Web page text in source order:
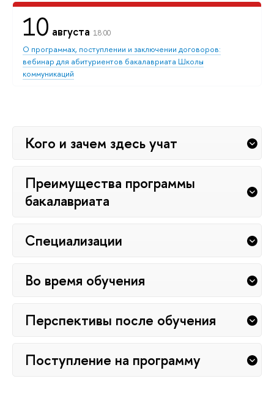
10 августа 18:00
О программах, поступлении и заключении договоров:
вебинар для абитуриентов бакалавриата Школы
коммуникаций
Кого и зачем здесь учат
Преимущества программы
бакалавриата
Специализации
Во время обучения
Перспективы после обучения
Поступление на программу